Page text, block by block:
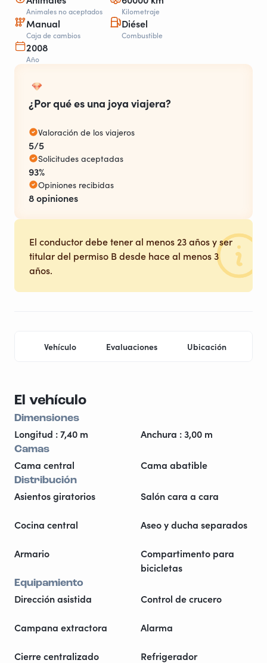
Animales no aceptados Kilometraje
Manual
Caja de cambios
Diésel
Combustible
2008
Año
¿Por qué es una joya viajera?
Valoración de los viajeros
5/5
Solicitudes aceptadas
93%
Opiniones recibidas
8 opiniones
El conductor debe tener al menos 23 años y ser
titular del permiso B desde hace al menos 3
años.
Vehículo Evaluaciones Ubicación
El vehículo
Dimensiones
Longitud : 7,40 m Anchura : 3,00 m
Camas
Cama central Cama abatible
Distribución
Asientos giratorios Salón cara a cara
Cocina central Aseo y ducha separados
Armario
Compartimento para
bicicletas
Equipamiento
Dirección asistida Control de crucero
Campana extractora Alarma
Cierre centralizado
Refrigerador